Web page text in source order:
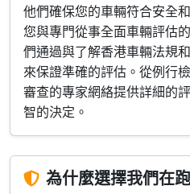
他們確保您的車輛符合安全
您與專門從事全面車輛評估
們通過與了解香港車輛法規
來保證準確的評估。從例行
審查的專家網絡提供詳細的
智的決定。
為什麼選擇我們在